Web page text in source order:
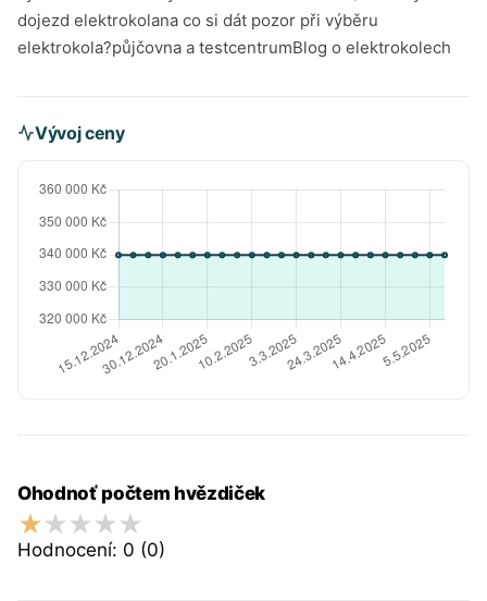
dojezd elektrokolana co si dát pozor při výběru
elektrokola?půjčovna a testcentrumBlog o elektrokolech
Vývoj ceny
Ohodnoť počtem hvězdiček
Hodnocení: 0 (0)